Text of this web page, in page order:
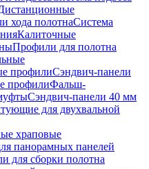
хода полотнаСистема
Калиточные
Профили для полотна
профилиСэндвич-панели
профилиФальш-
Сэндвич-панели 40 мм
для двухвальной
храповые
панорамных панелей
для сборки полотна